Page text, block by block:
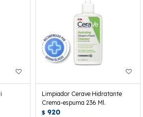
Limpiador Cerave Hidratante
Crema-espuma 236 Ml.
$ 920